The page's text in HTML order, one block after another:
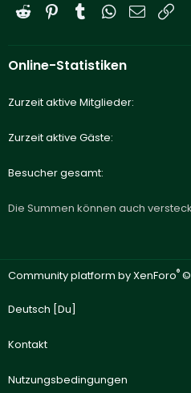
Reddit PinterestTumblrWhatsApp
E-Mail
Online-Statistiken
Zurzeit aktive Mitglieder
Zurzeit aktive Gäste
Besucher gesamt
Die Summen können auch
Community platform by XenForo® ©
Deutsch [Du]
Kontakt
Nutzungsbedingungen